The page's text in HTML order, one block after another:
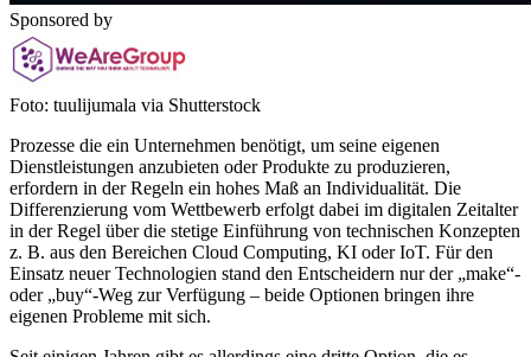
Sponsored by
Foto: tuulijumala via Shutterstock
Prozesse die ein Unternehmen benötigt, um seine eigenen
Dienstleistungen anzubieten oder Produkte zu produzieren,
erfordern in der Regeln ein hohes Maß an Individualität. Die
Differenzierung vom Wettbewerb erfolgt dabei im digitalen Zeitalter
in der Regel über die stetige Einführung von technischen Konzepten
z. B. aus den Bereichen Cloud Computing, KI oder IoT. Für den
Einsatz neuer Technologien stand den Entscheidern nur der „make“-
oder „buy“-Weg zur Verfügung – beide Optionen bringen ihre
eigenen Probleme mit sich.